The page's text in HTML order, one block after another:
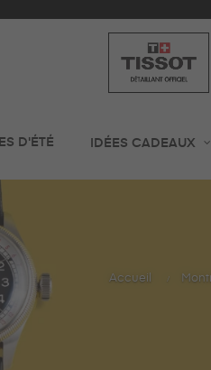
D'ÉTÉ IDÉES CADEAUX
Accueil